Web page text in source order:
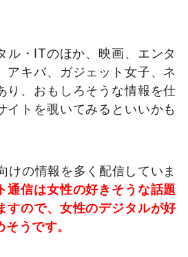
ル・ITのほか、映画、エンタ
アキバ、ガジェット女子、ネ
り、おもしろそうな情報を仕
イトを覗いてみるといいかも
けの情報を多く配信していま
通信は女性の好きそうな話題
すので、女性のデジタルが好
うです。